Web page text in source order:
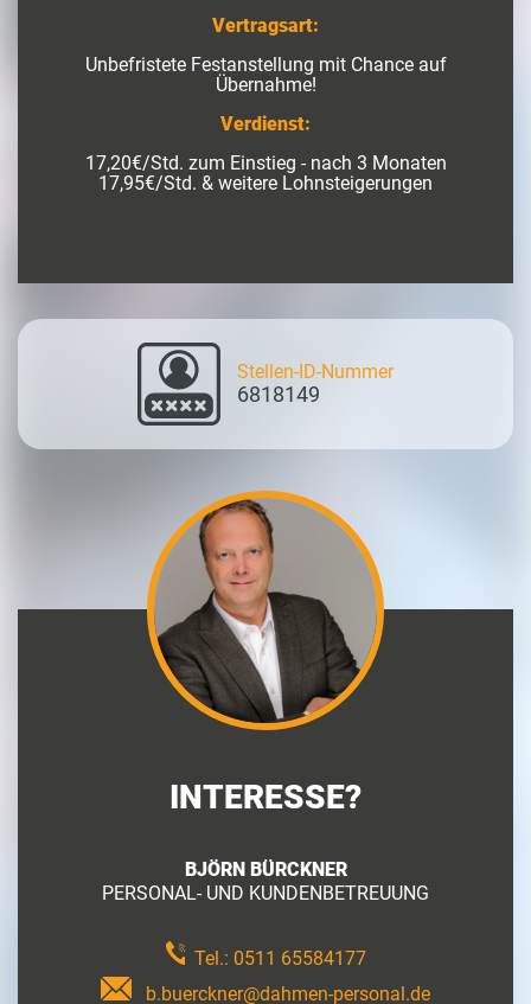
Vertragsart:
Unbefristete Festanstellung mit Chance auf
Übernahme!
Verdienst:
17,20€/Std. zum Einstieg - nach 3 Monaten
17,95€/Std. & weitere Lohnsteigerungen
Stellen-ID-Nummer
6818149
INTERESSE?
BJÖRN BÜRCKNER
PERSONAL- UND KUNDENBETREUUNG
Tel.: 0511 65584177
b.buerckner@dahmen-personal.de